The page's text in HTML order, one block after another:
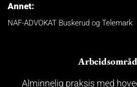
Annet:
NAF-ADVOKAT Buskerud og Telemark
Alminnelig praksis med